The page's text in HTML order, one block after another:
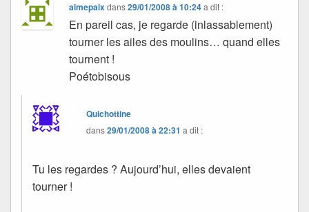
aimepaixdans29/01/2008 à 10:24 a dit :
En pareil cas, je regarde (inlassablement)
tourner les ailes des moulins… quand elles
tournent !
Poétobisous
Quichottine
dans29/01/2008 à 22:31 a dit :
Tu les regardes ? Aujourd’hui, elles devaient
tourner !